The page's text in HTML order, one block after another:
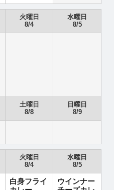
火曜日
8/4
水曜日
8/5
土曜日
8/8
日曜日
8/9
火曜日
8/4
水曜日
8/5
白身フライ
ウインナー